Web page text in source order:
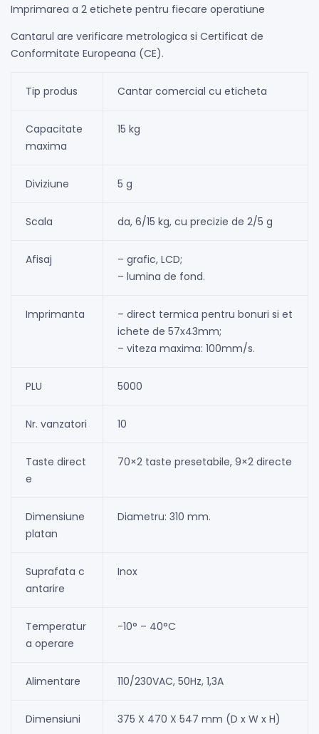
Imprimarea a 2 etichete pentru fiecare operatiune
Cantarul are verificare metrologica si Certificat de
Conformitate Europeana (CE).
Tip produs Cantar comercial cu eticheta
Capacitate
maxima
15 kg
Diviziune 5 g
Scala da, 6/15 kg, cu precizie de 2/5 g
Afisaj
– grafic, LCD;
– lumina de fond.
Imprimanta
– direct termica pentru bonuri si et
ichete de 57x43mm;
– viteza maxima: 100mm/s.
PLU 5000
Nr. vanzatori 10
Taste direct
e
70×2 taste presetabile, 9×2 directe
Dimensiune
platan
Diametru: 310 mm.
Suprafata c
antarire
Inox
Temperatur
a operare
-10° – 40°C
Alimentare 110/230VAC, 50Hz, 1,3A
Dimensiuni 375 X 470 X 547 mm (D x W x H)